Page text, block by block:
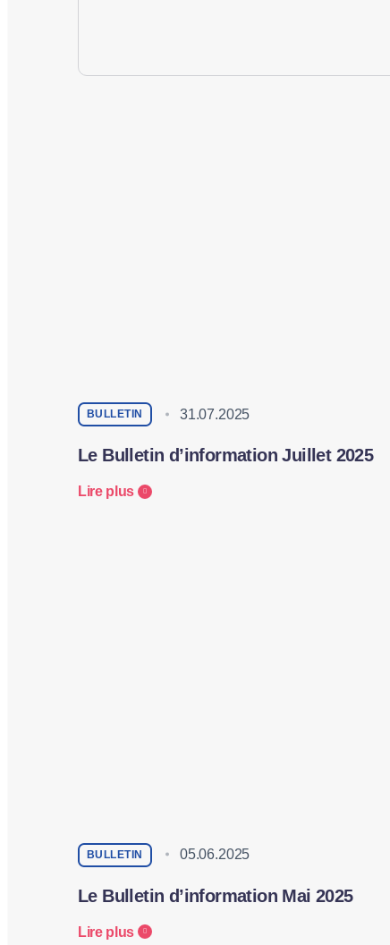
BULLETIN 31.07.2025
Le Bulletin d’information Juillet 2025
Lire plus
BULLETIN 05.06.2025
Le Bulletin d’information Mai 2025
Lire plus